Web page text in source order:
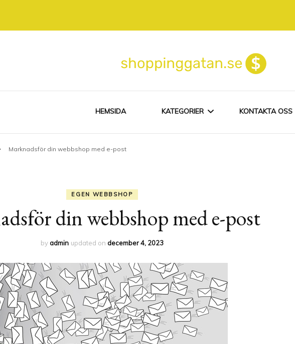
HEMSIDA KATEGORIER
SHOPPING
KONTAKTA OSS
Marknadsför din webbshop med e-post
EGEN WEBBSHOP
din webbshop med e-post
byadmin updated on december 4, 2023